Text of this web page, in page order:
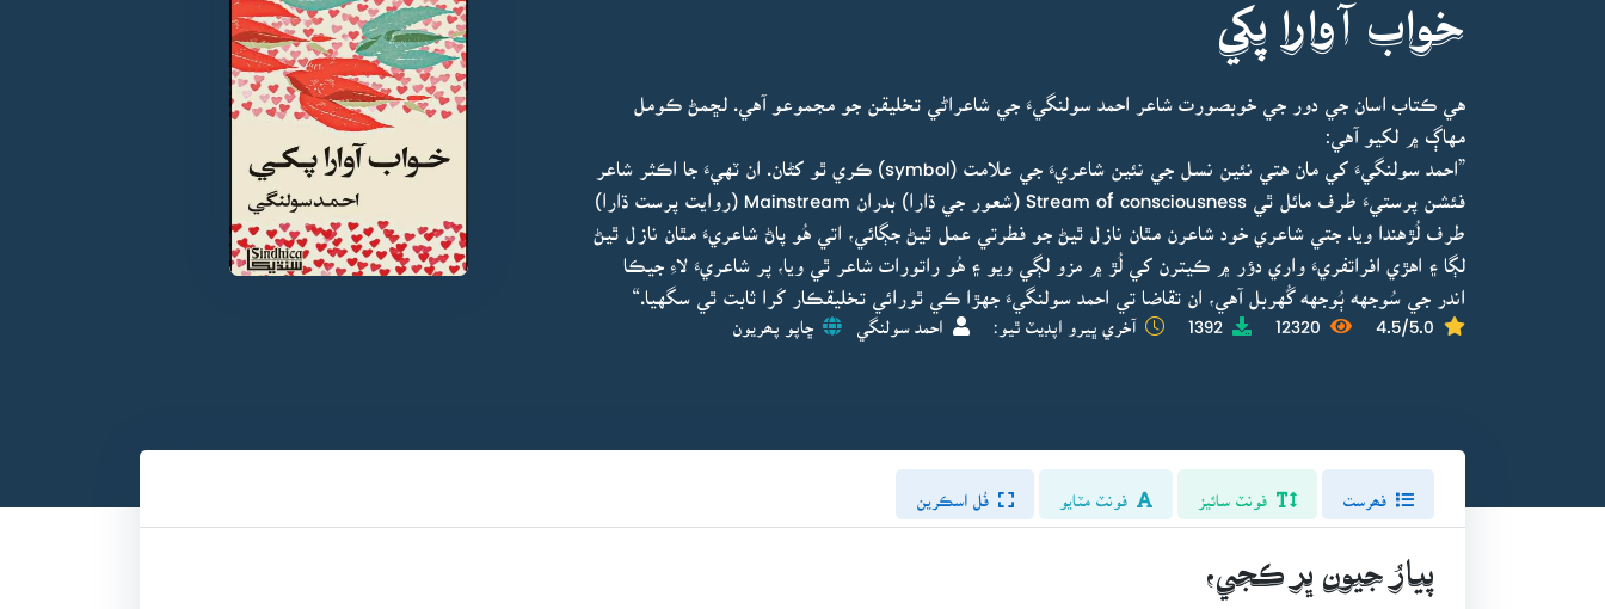
خواب آوارا پکي
هي ڪتاب اسان جي دور جي خوبصورت شاعر احمد سولنگيءَ جي شاعراڻي تخليقن جو مجموعو آهي. لڇمڻ ڪومل
مهاڳ ۾ لکيو آهي:
”احمد سولنگيءَ کي مان هتي نئين نسل جي نئين شاعريءَ جي علامت (symbol) ڪري ٿو کڻان. ان ٽهيءَ جا اڪثر شاعر
فئشن پرستيءَ طرف مائل ٿي Stream of consciousness (شعور جي ڌارا) بدران Mainstream (روايت پرست ڌارا)
طرف لُڙهندا ويا. جتي شاعري خود شاعرن مٿان نازل ٿيڻ جو فطرتي عمل ٿيڻ جڳائي، اتي هُو پاڻ شاعريءَ مٿان نازل ٿيڻ
لڳا ۽ اهڙي افراتفريءَ واري دؤر ۾ ڪيترن کي لُڙ ۾ مزو لڳي ويو ۽ هُو راتورات شاعر ٿي ويا، پر شاعريءَ لاءِ جيڪا
اندر جي سُوجهه ٻُوجهه گُهربل آهي، ان تقاضا تي احمد سولنگيءَ جهڙا ڪي ٿورائي تخليقڪار کَرا ثابت ٿي سگهيا.“
4.5/5.0
12320
1392 آخري ڀيرو اپڊيٽ ٿيو: احمد سولنگي ڇاپو پھريون
فونٽ سائيز فونٽ مٽايو فُل اسڪرين
پيارُ جيون ڀر ڪجي،